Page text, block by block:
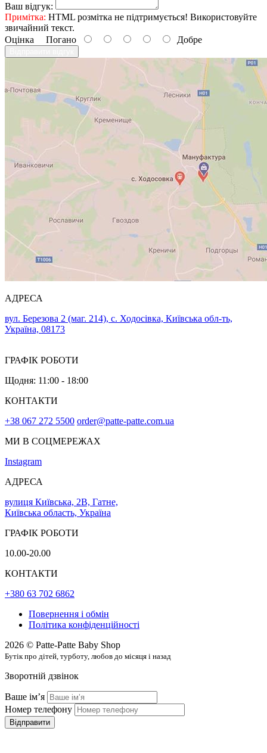
Ваш відгук:
Примітка: HTML розмітка не підтримується! Використовуйте
звичайний текст.
Оцінка Погано Добре
АДРЕСА
вул. Березова 2 (маг. 214), с. Ходосівка, Київська обл-ть,
Україна, 08173
ГРАФІК РОБОТИ
Щодня: 11:00 - 18:00
КОНТАКТИ
+38 067 272 5500 order@patte-patte.com.ua
МИ В СОЦМЕРЕЖАХ
Instagram
АДРЕСА
вулиця Київська, 2В, Гатне,
Київська область, Україна
ГРАФІК РОБОТИ
10.00-20.00
КОНТАКТИ
+380 63 702 6862
Повернення і обмін
Політика конфіденційності
2026 © Patte-Patte Baby Shop
Бутік про дітей, турботу, любов до місяця і назад
Зворотній дзвінок
Ваше імʼя
Номер телефону
Відправити